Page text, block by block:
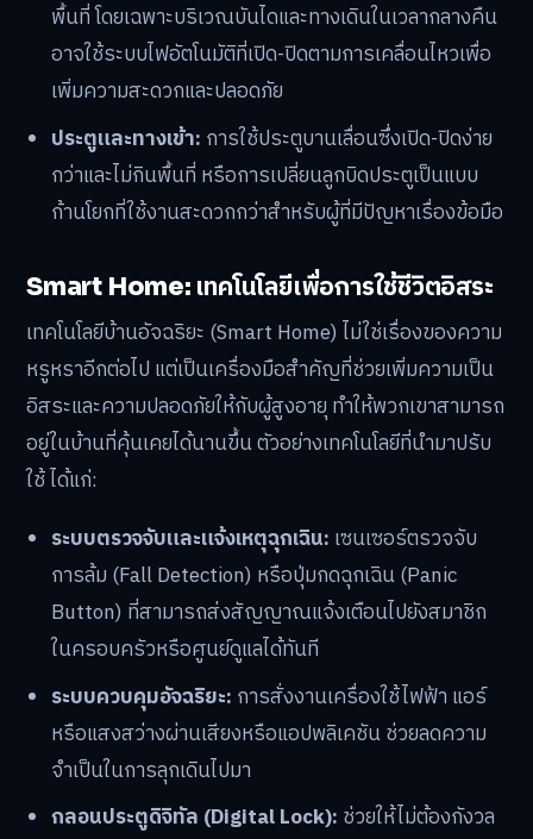
พื้นที่ โดยเฉพาะบริเวณบันไดและทางเดินในเวลากลางคืน
อาจใช้ระบบไฟอัตโนมัติที่เปิด-ปิดตามการเคลื่อนไหวเพื่อ
เพิ่มความสะดวกและปลอดภัย
ประตูและทางเข้า: การใช้ประตูบานเลื่อนซึ่งเปิด-ปิดง่าย
กว่าและไม่กินพื้นที่ หรือการเปลี่ยนลูกบิดประตูเป็นแบบ
ก้านโยกที่ใช้งานสะดวกกว่าสำหรับผู้ที่มีปัญหาเรื่องข้อมือ
Smart Home: เทคโนโลยีเพื่อการใช้ชีวิตอิสระ
เทคโนโลยีบ้านอัจฉริยะ (Smart Home) ไม่ใช่เรื่องของความ
หรูหราอีกต่อไป แต่เป็นเครื่องมือสำคัญที่ช่วยเพิ่มความเป็น
อิสระและความปลอดภัยให้กับผู้สูงอายุ ทำให้พวกเขาสามารถ
อยู่ในบ้านที่คุ้นเคยได้นานขึ้น ตัวอย่างเทคโนโลยีที่นำมาปรับ
ใช้ ได้แก่:
ระบบตรวจจับและแจ้งเหตุฉุกเฉิน: เซนเซอร์ตรวจจับ
การล้ม (Fall Detection) หรือปุ่มกดฉุกเฉิน (Panic
Button) ที่สามารถส่งสัญญาณแจ้งเตือนไปยังสมาชิก
ในครอบครัวหรือศูนย์ดูแลได้ทันที
ระบบควบคุมอัจฉริยะ: การสั่งงานเครื่องใช้ไฟฟ้า แอร์
หรือแสงสว่างผ่านเสียงหรือแอปพลิเคชัน ช่วยลดความ
จำเป็นในการลุกเดินไปมา
กลอนประตูดิจิทัล (Digital Lock): ช่วยให้ไม่ต้องกังวล